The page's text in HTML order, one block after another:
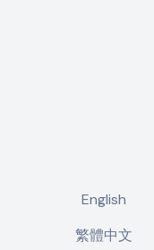
English
繁體中文